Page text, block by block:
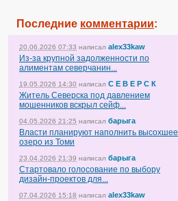
Последние комментарии:
20.06.2026 07:33 написал alex33kaw
Из-за крупной задолженности по
алиментам северчанин...
19.05.2026 14:30 написал С Е В Е Р С К
Житель Северска под давлением
мошенников вскрыл сейф...
04.05.2026 21:25 написал барыга
Власти планируют наполнить высохшее
озеро из Томи
23.04.2026 21:39 написал барыга
Стартовало голосование по выбору
дизайн-проектов для...
07.04.2026 15:18 написал alex33kaw